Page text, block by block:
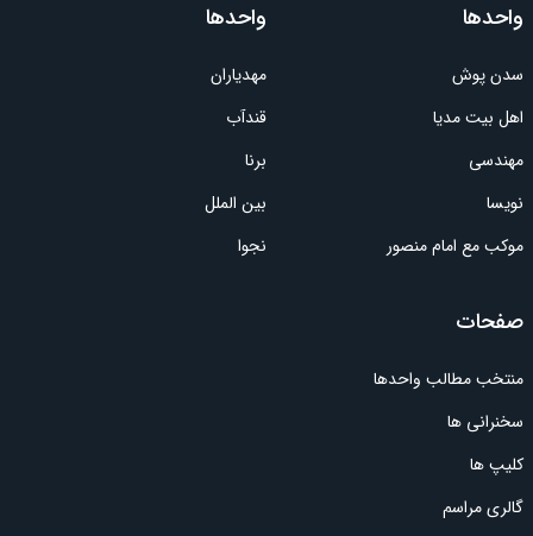
واحدها
سدن پوش
اهل بیت مدیا
مهندسی
نویسا
موکب مع امام منصور
واحدها
مهدیاران
قندآب
برنا
بین الملل
نجوا
صفحات
منتخب مطالب واحدها
سخنرانی ها
کلیپ ها
گالری مراسم